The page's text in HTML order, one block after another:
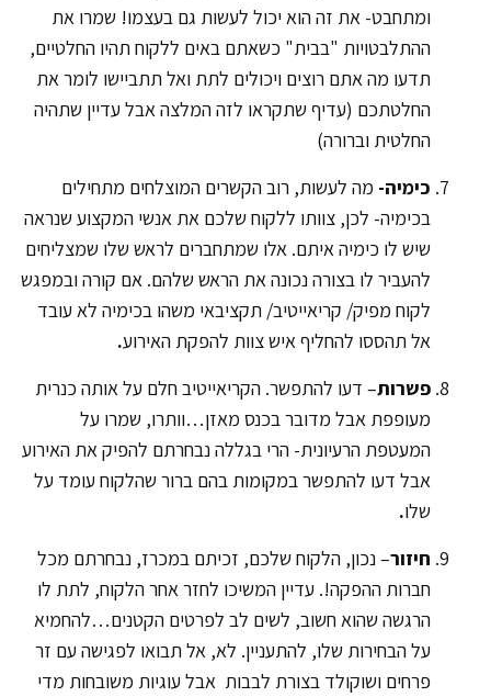
ומתחבט- את זה הוא יכול לעשות גם בעצמו! שמרו את
ההתלבטויות "בבית" כשאתם באים ללקוח תהיו החלטיים,
תדעו מה אתם רוצים ויכולים לתת ואל תתביישו לומר את
החלטתכם (עדיף שתקראו לזה המלצה אבל עדיין שתהיה
החלטית וברורה)
כימיה- מה לעשות, רוב הקשרים המוצלחים מתחילים
בכימיה- לכן, צוותו ללקוח שלכם את אנשי המקצוע שנראה
שיש לו כימיה איתם. אלו שמתחברים לראש שלו שמצליחים
להעביר לו בצורה נכונה את הראש שלהם. אם קורה ובמפגש
לקוח מפיק/ קריאייטיב/ תקציבאי משהו בכימיה לא עובד
אל תהססו להחליף איש צוות להפקת האירוע.
פשרות– דעו להתפשר. הקריאייטיב חלם על אותה כנרית
מעופפת אבל מדובר בכנס מאזן…וותרו, שמרו על
המעטפת הרעיונית- הרי בגללה נבחרתם להפיק את האירוע
אבל דעו להתפשר במקומות בהם ברור שהלקוח עומד על
שלו.
חיזור– נכון, הלקוח שלכם, זכיתם במכרז, נבחרתם מכל
חברות ההפקה!. עדיין המשיכו לחזר אחר הלקוח, לתת לו
הרגשה שהוא חשוב, לשים לב לפרטים הקטנים…להחמיא
על הבחירות שלו, להתעניין. לא, אל תבואו לפגישה עם זר
פרחים ושוקולד בצורת לבבות אבל עוגיות משובחות מדי